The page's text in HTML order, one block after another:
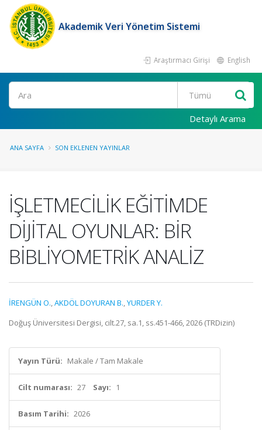
Akademik Veri Yönetim Sistemi
Araştırmacı Girişi English
Ara
Detaylı Arama
ANA SAYFA SON EKLENEN YAYINLAR
İŞLETMECİLİK EĞİTİMDE
DİJİTAL OYUNLAR: BİR
BİBLİYOMETRİK ANALİZ
İRENGÜN O.,AKDÖL DOYURAN B.,YURDER Y.
Doğuş Üniversitesi Dergisi, cilt.27, sa.1, ss.451-466, 2026 (TRDizin)
Yayın Türü: Makale / Tam Makale
Cilt numarası: 27 Sayı: 1
Basım Tarihi: 2026